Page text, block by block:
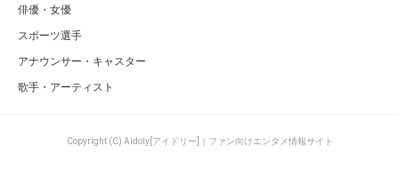
俳優・女優
スポーツ選手
アナウンサー・キャスター
歌手・アーティスト
Copyright (C) Aidoly[アイドリー]｜ファン向けエンタメ情報サイト